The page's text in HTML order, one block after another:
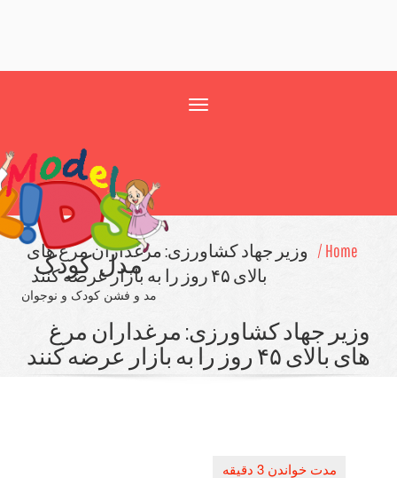
مدل کودک
مد و فشن کودک و نوجوان
وزیر جهاد كشاورزی: مرغداران مرغ های
جهاد كشاورزی: مرغداران مرغ
۴۵ روز را به بازار عرضه كنند